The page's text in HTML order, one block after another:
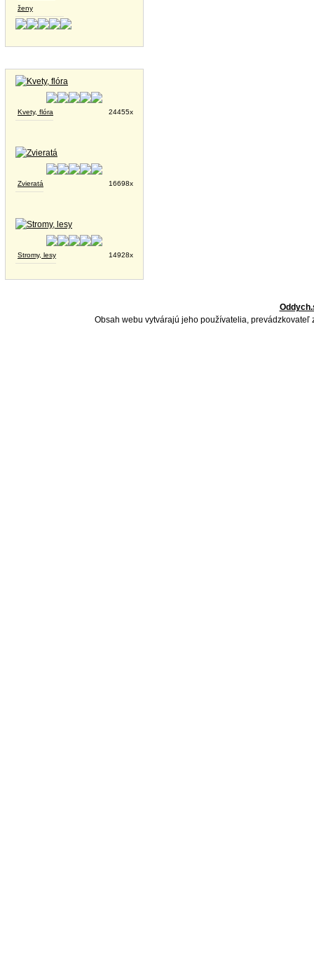
ženy
Kvety, flóra 24455x
Zvieratá 16698x
Stromy, lesy 14928x
Obsah webu vytvárajú jeho používatelia,